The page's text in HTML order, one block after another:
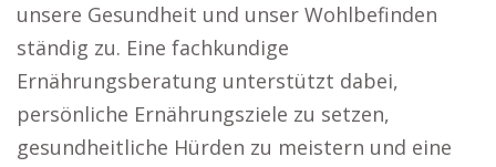
unsere Gesundheit und unser Wohlbefinden
ständig zu. Eine fachkundige
Ernährungsberatung unterstützt dabei,
persönliche Ernährungsziele zu setzen,
gesundheitliche Hürden zu meistern und eine